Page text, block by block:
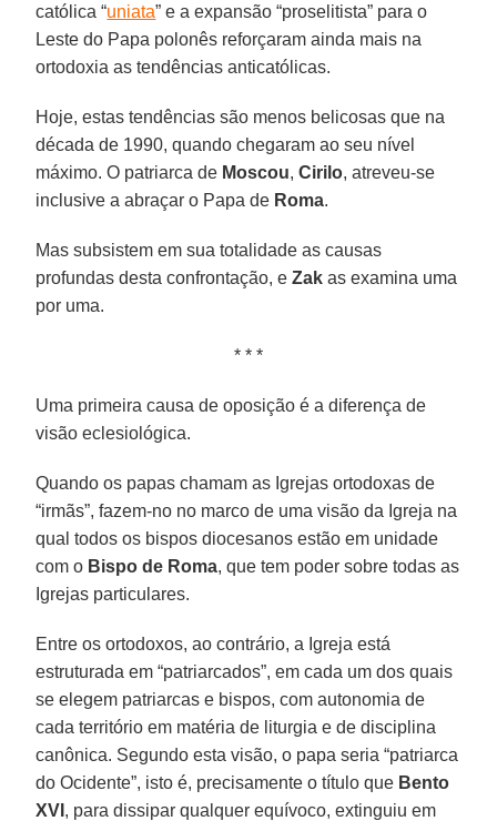
católica “uniata” e a expansão “proselitista” para o
Leste do Papa polonês reforçaram ainda mais na
ortodoxia as tendências anticatólicas.
Hoje, estas tendências são menos belicosas que na
década de 1990, quando chegaram ao seu nível
máximo. O patriarca de Moscou,Cirilo, atreveu-se
inclusive a abraçar o Papa de Roma.
Mas subsistem em sua totalidade as causas
profundas desta confrontação, eZak as examina uma
por uma.
* * *
Uma primeira causa de oposição é a diferença de
visão eclesiológica.
Quando os papas chamam as Igrejas ortodoxas de
“irmãs”, fazem-no no marco de uma visão da Igreja na
qual todos os bispos diocesanos estão em unidade
com o Bispo de Roma, que tem poder sobre todas as
Igrejas particulares.
Entre os ortodoxos, ao contrário, a Igreja está
estruturada em “patriarcados”, em cada um dos quais
se elegem patriarcas e bispos, com autonomia de
cada território em matéria de liturgia e de disciplina
canônica. Segundo esta visão, o papa seria “patriarca
do Ocidente”, isto é, precisamente o título que Bento
XVI , para dissipar qualquer equívoco, extinguiu em